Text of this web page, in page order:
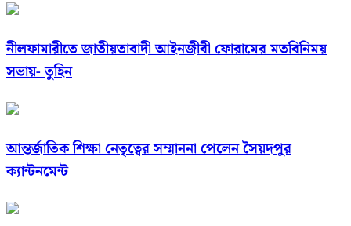
নীলফামারীতে জাতীয়তাবাদী আইনজীবী ফোরামের মতবিনিময়
সভায়- তুহিন
আন্তর্জাতিক শিক্ষা নেতৃত্বের সম্মাননা পেলেন সৈয়দপুর
ক্যান্টনমেন্ট